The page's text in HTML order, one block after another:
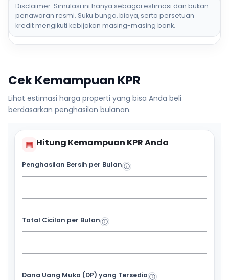
Disclaimer: Simulasi ini hanya sebagai estimasi dan bukan
penawaran resmi. Suku bunga, biaya, serta persetuan
kredit mengikuti kebijakan masing-masing bank.
Cek Kemampuan KPR
Lihat estimasi harga properti yang bisa Anda beli
berdasarkan penghasilan bulanan.
▦ Hitung Kemampuan KPR Anda
Penghasilan Bersih per Bulan
Total Cicilan per Bulan
Dana Uang Muka (DP) yang Tersedia